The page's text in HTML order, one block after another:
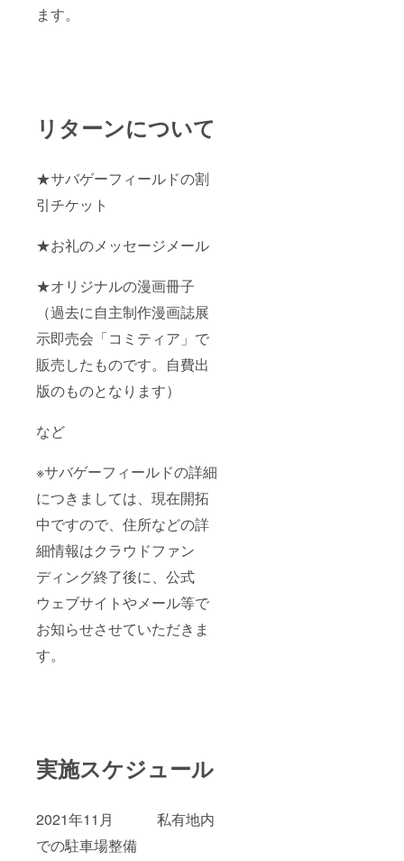
ます。
リターンについて
★サバゲーフィールドの割
引チケット
★お礼のメッセージメール
★オリジナルの漫画冊子
（過去に自主制作漫画誌展
示即売会「コミティア」で
販売したものです。自費出
版のものとなります）
など
※サバゲーフィールドの詳細
につきましては、現在開拓
中ですので、住所などの詳
細情報はクラウドファン
ディング終了後に、公式
ウェブサイトやメール等で
お知らせさせていただきま
す。
実施スケジュール
2021年11月 私有地内
での駐車場整備